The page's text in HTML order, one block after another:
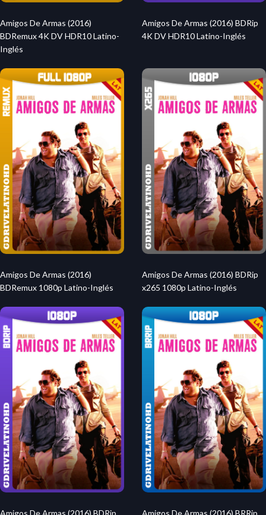
Amigos De Armas (2016)
BDRemux 4K DV HDR10 Latino-
Inglés
Amigos De Armas (2016) BDRip
4K DV HDR10 Latino-Inglés
Amigos De Armas (2016)
BDRemux 1080p Latino-Inglés
Amigos De Armas (2016) BDRip
x265 1080p Latino-Inglés
Amigos De Armas (2016) BDRip Amigos De Armas (2016) BRRip